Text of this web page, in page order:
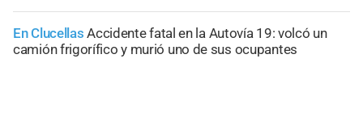
En Clucellas Accidente fatal en la Autovía 19: volcó un
camión frigorífico y murió uno de sus ocupantes